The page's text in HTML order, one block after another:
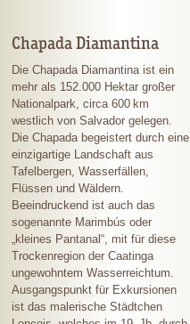
Chapada Diamantina
Die Chapada Diamantina ist ein
mehr als 152.000 Hektar großer
Nationalpark, circa600 km
westlich von Salvador gelegen.
Die Chapada begeistert durch eine
einzigartige Landschaft aus
Tafelbergen, Wasserfällen,
Flüssen und Wäldern.
Beeindruckend ist auch das
sogenannte Marimbús oder
„kleines Pantanal“, mit für diese
Trockenregion der Caatinga
ungewohntem Wasserreichtum.
Ausgangspunkt für Exkursionen
ist das malerische Städtchen